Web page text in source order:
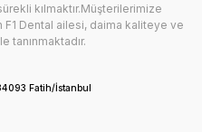
kılmaktır.Müşterilerimize
Dental ailesi, daima kaliteye ve
tanınmaktadır.
Fatih/İstanbul